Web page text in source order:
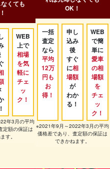
くても
WEB
上で
相場
を気
軽に
チェ
ッ
ク！
年3月の平均
定額の保証は
す。
OK！
一括
査定
なら
平均
12万
円も
お
得！
申し
込み
後
すぐ
に相
場額
が
わか
る！
WEB
で簡
単に
愛車
の相
場額
を
チェ
ッ
ク！
※2021年9月～2022年3月の平均
価格差であり、査定額の保証は
できかねます。